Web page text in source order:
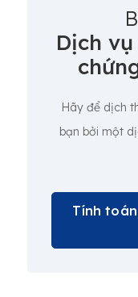
Dịch
Hãy để dịch
bạn bởi một
Tính